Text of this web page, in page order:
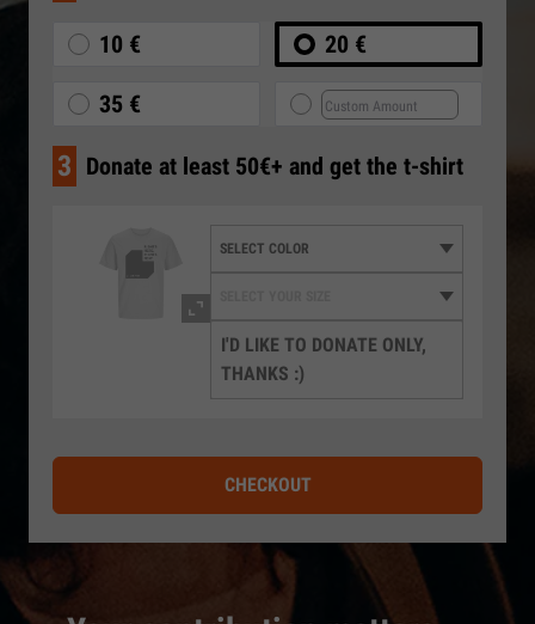
10 € 20 €
35 €
3 Donate at least 50€+ and get the t-shirt
I'D LIKE TO DONATE ONLY,
THANKS :)
CHECKOUT